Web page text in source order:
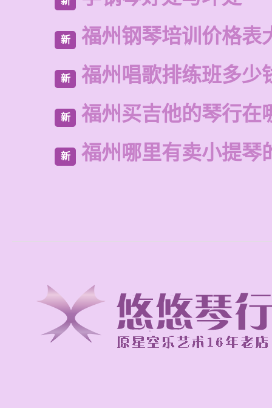
新 福州钢琴培训价格表
新 福州唱歌排练班多少
新 福州买吉他的琴行在
新 福州哪里有卖小提琴